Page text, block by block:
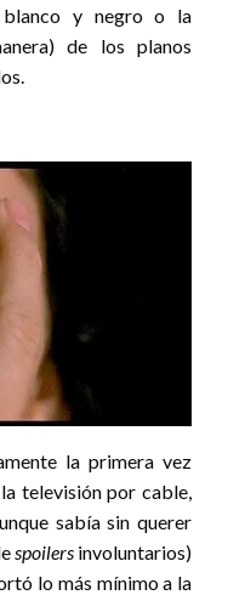
y negro o la
de los planos
la primera vez
televisión por cable,
sabía sin querer
spoilers involuntarios)
lo más mínimo a la